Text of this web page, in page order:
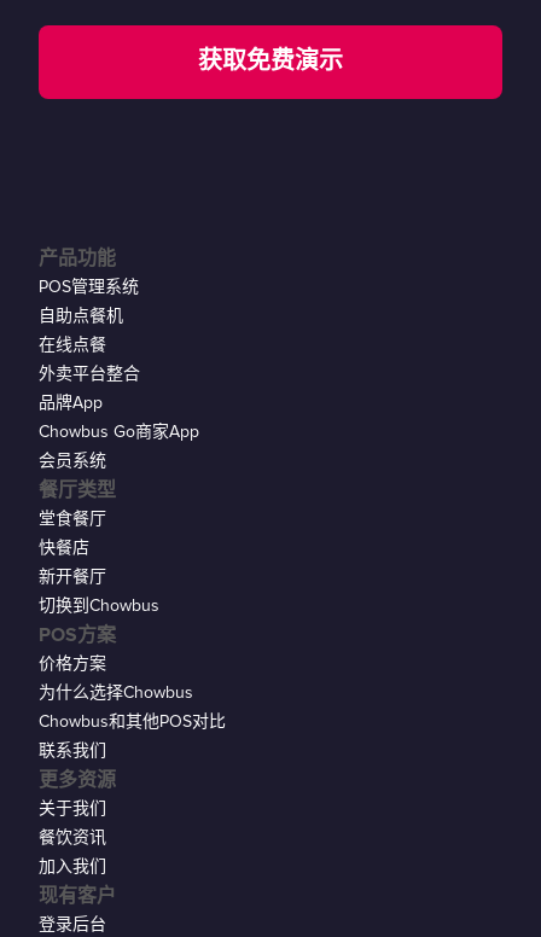
获取免费演示
现有客户
登录后台
产品功能
POS管理系统
自助点餐机
在线点餐
外卖平台整合
品牌App
Chowbus Go商家App
会员系统
餐厅类型
堂食餐厅
快餐店
新开餐厅
切换到Chowbus
POS方案
价格方案
为什么选择Chowbus
Chowbus和其他POS对比
联系我们
更多资源
关于我们
餐饮资讯
加入我们